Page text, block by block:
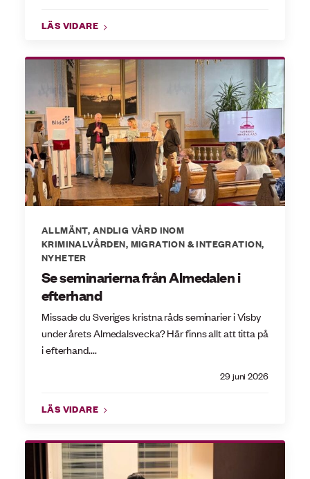
LÄS VIDARE
ALLMÄNT, ANDLIG VÅRD INOM
KRIMINALVÅRDEN, MIGRATION & INTEGRATION,
NYHETER
Se seminarierna från Almedalen i
efterhand
29 juni 2026
Missade du Sveriges kristna råds seminarier i Visby
under årets Almedalsvecka? Här finns allt att titta på
i efterhand....
LÄS VIDARE